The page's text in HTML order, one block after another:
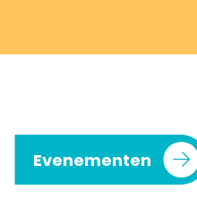
Evenementen